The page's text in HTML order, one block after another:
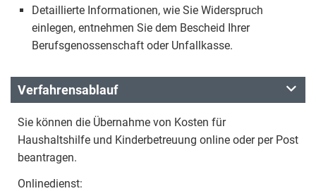
Detaillierte Informationen, wie Sie Widerspruch
einlegen, entnehmen Sie dem Bescheid Ihrer
Berufsgenossenschaft oder Unfallkasse.
Verfahrensablauf
Sie können die Übernahme von Kosten für
Haushaltshilfe und Kinderbetreuung online oder per Post
beantragen.
Onlinedienst: